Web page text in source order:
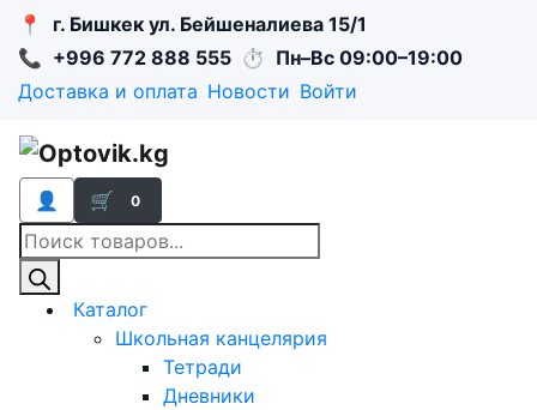
📍
г. Бишкек ул. Бейшеналиева 15/1
📞 +996 772 888 555 ⏱ Пн–Вс 09:00–19:00
Доставка и оплата Новости Войти
👤 🛒 0
Поиск
товаров
Каталог
Школьная канцелярия
Тетради
Дневники